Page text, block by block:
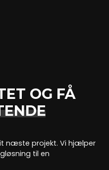
OG FÅ
næste projekt. Vi hjælper
til en